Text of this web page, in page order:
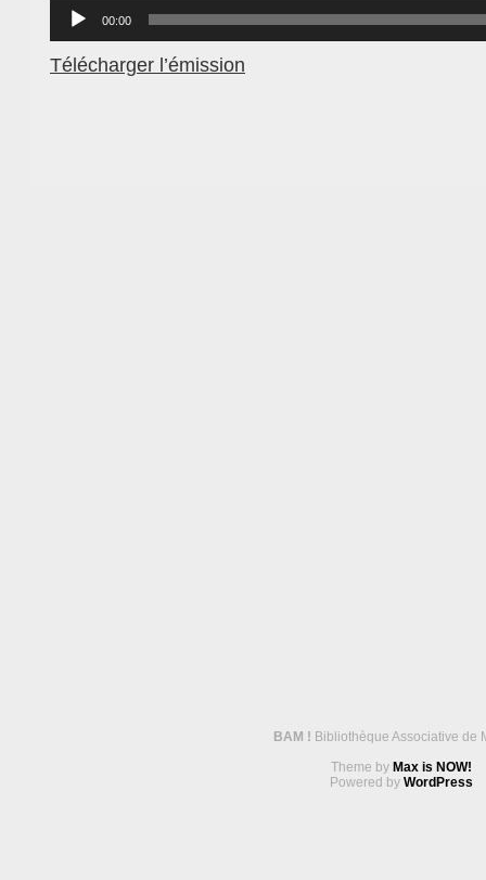
audio
00:00
Télécharger l’émission
BAM ! Bibliothèque Associative de
Theme by Max is NOW!
Powered by WordPress